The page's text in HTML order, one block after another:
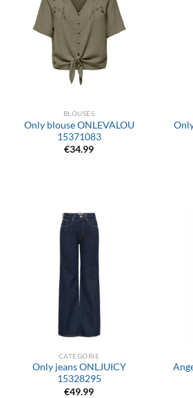
BLOUSES
Only blouse ONLEVALOU
15371083
€34.99
CATEGORIE
Only jeans ONLJUICY
15328295
€49.99